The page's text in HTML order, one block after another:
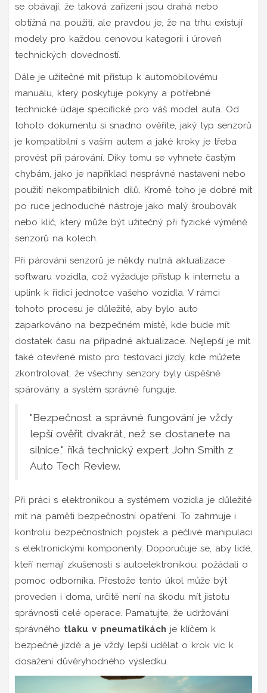
se obávají, že taková zařízení jsou drahá nebo
obtížná na použití, ale pravdou je, že na trhu existují
modely pro každou cenovou kategorii i úroveň
technických dovedností.
Dále je užitečné mít přístup k automobilovému
manuálu, který poskytuje pokyny a potřebné
technické údaje specifické pro váš model auta. Od
tohoto dokumentu si snadno ověříte, jaký typ senzorů
je kompatibilní s vaším autem a jaké kroky je třeba
provést při párování. Díky tomu se vyhnete častým
chybám, jako je například nesprávné nastavení nebo
použití nekompatibilních dílů. Kromě toho je dobré mít
po ruce jednoduché nástroje jako malý šroubovák
nebo klíč, který může být užitečný při fyzické výměně
senzorů na kolech.
Při párování senzorů je někdy nutná aktualizace
softwaru vozidla, což vyžaduje přístup k internetu a
uplink k řídicí jednotce vašeho vozidla. V rámci
tohoto procesu je důležité, aby bylo auto
zaparkováno na bezpečném místě, kde bude mít
dostatek času na případné aktualizace. Nejlepší je mít
také otevřené místo pro testovací jízdy, kde můžete
zkontrolovat, že všechny senzory byly úspěšně
spárovány a systém správně funguje.
"Bezpečnost a správné fungování je vždy
lepší ověřit dvakrát, než se dostanete na
silnice," říká technický expert John Smith z
Auto Tech Review.
Při práci s elektronikou a systémem vozidla je důležité
mít na paměti bezpečnostní opatření. To zahrnuje i
kontrolu bezpečnostních pojistek a pečlivé manipulaci
s elektronickými komponenty. Doporučuje se, aby lidé,
kteří nemají zkušenosti s autoelektronikou, požádali o
pomoc odborníka. Přestože tento úkol může být
proveden i doma, určitě není na škodu mít jistotu
správnosti celé operace. Pamatujte, že udržování
správného tlaku v pneumatikách je klíčem k
bezpečné jízdě a je vždy lepší udělat o krok víc k
dosažení důvěryhodného výsledku.